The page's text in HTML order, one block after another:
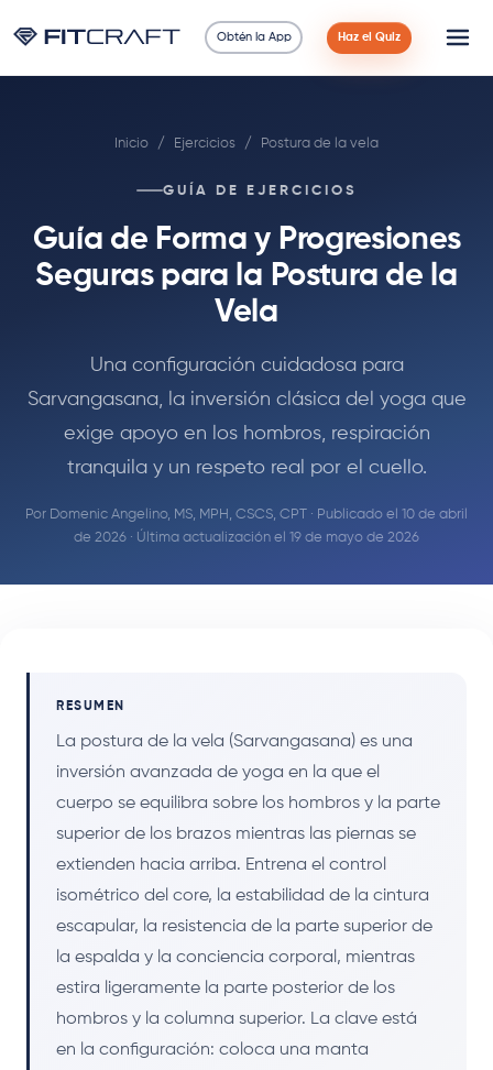
Obtén la App Haz el Quiz
90 Días
Calculadoras
Inicio / Ejercicios / Postura de la vela
GUÍA DE EJERCICIOS
Guía de Forma y Progresiones
Seguras para la Postura de la
Vela
Una configuración cuidadosa para
Sarvangasana, la inversión clásica del yoga que
exige apoyo en los hombros, respiración
tranquila y un respeto real por el cuello.
Por Domenic Angelino, MS, MPH, CSCS, CPT · Publicado el 10 de abril
de 2026 · Última actualización el 19 de mayo de 2026
RESUMEN
La postura de la vela (Sarvangasana) es una
inversión avanzada de yoga en la que el
cuerpo se equilibra sobre los hombros y la parte
superior de los brazos mientras las piernas se
extienden hacia arriba. Entrena el control
isométrico del core, la estabilidad de la cintura
escapular, la resistencia de la parte superior de
la espalda y la conciencia corporal, mientras
estira ligeramente la parte posterior de los
hombros y la columna superior. La clave está
en la configuración: coloca una manta